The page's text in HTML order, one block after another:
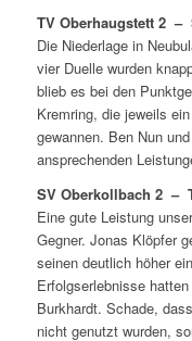
TV Oberhaugstett 2
Die Niederlage in
vier Duelle wurden
blieb es bei den
Kremring, die jeweils
gewannen. Ben Nun
ansprechenden
SV Oberkollbach 2 –
Eine gute Leistung
Gegner. Jonas Klöpfer
seinen deutlich höher
Erfolgserlebnisse
Burkhardt. Schade,
nicht genutzt wurden,